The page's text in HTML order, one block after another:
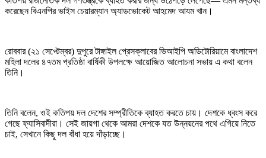
করেছেন বিএনপির ভাইস চেয়ারম্যান অ্যাডভোকেট আহমেদ আযম খান।
রোববার (২১ সেপ্টেম্বর) দুপুরে টাঙ্গাইল প্রেসক্লাবের ভিআইপি অডিটোরিয়ামে বাংলাদেশ
মহিলা দলের ৪৭তম প্রতিষ্ঠা বার্ষিকী উপলক্ষে আয়োজিত আলোচনা সভায় এ কথা বলেন
তিনি।
তিনি বলেন, ওই কতিপয় দল দেশের সম্প্রীতিকে ব্যাহত করতে চায়। দেশকে ধ্বংস করে
গেছে ফ্যাসিবাদীরা। সেই জায়গা থেকে আমরা দেশকে যত উন্নয়নের পথে এগিয়ে নিতে
চাই, সেখানে কিছু দল বাঁধা হয়ে দাঁড়াচ্ছে।